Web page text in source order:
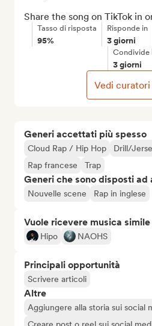
Generi accettati più spesso
Cloud Rap / Hip Hop Drill/
Rap francese
Trap
Generi che sono disposti ad
Nouvelle scene Rap in inglese
Vuole ricevere musica simile
Hipo NAOHS
Principali opportunità
Scrivere articoli
Altre
Aggiungere alla storia sui social
Share the song on TikTok in
Tasso di risposta
95%
Risponde in
3 giorni
Condivide
3 giorni
Vedi curatori